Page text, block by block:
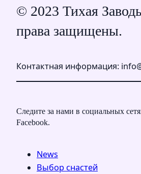
© 2023 Тихая
права защищены.
Контактная информация:
Следите за нами в социальных
Facebook.
News
Выбор снастей